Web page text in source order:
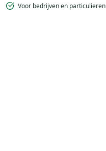
Voor bedrijven en particulieren